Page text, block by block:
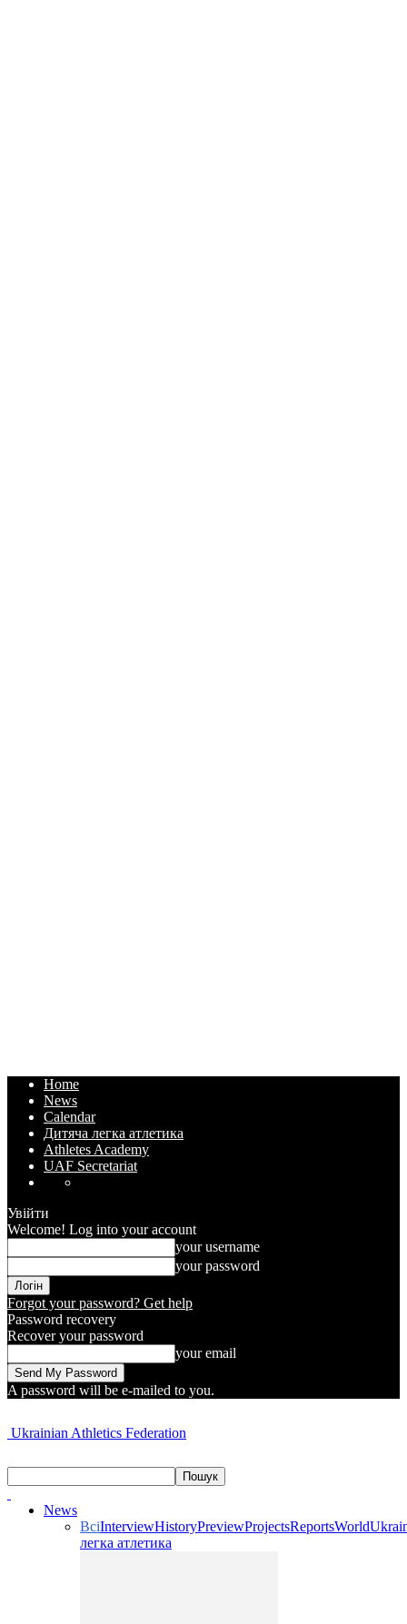
Home
News
Calendar
Дитяча легка атлетика
Athletes Academy
UAF Secretariat
Увійти
Welcome! Log into your account
your username
your password
Forgot your password? Get help
Password recovery
Recover your password
your email
A password will be e-mailed to you.
Ukrainian Athletics Federation
News
ВсіInterviewHistoryPreviewProjectsReportsWorld
легка атлетика